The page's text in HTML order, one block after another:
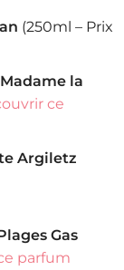
(250ml – Prix
la
ce
Argiletz
Gas
parfum